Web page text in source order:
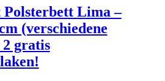
Polsterbett Lima –
(verschiedene
gratis